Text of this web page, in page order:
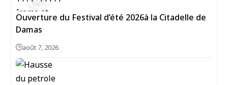
Ouverture du Festival d’été 2026à la Citadelle de
Damas
août 7, 2026